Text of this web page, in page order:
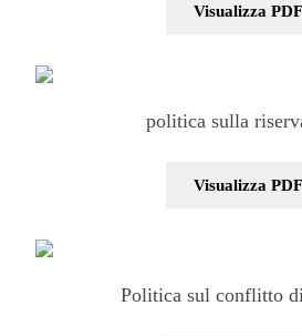
Visualizza PDF
politica sulla
Visualizza PDF
Politica sul conflitto